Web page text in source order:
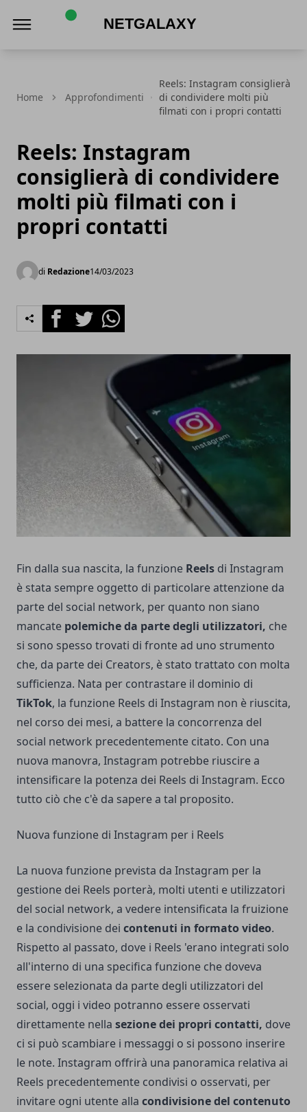
Home Approfondimenti
Reels: Instagram consiglierà
di condividere molti più
filmati con i propri contatti
Reels: Instagram
consiglierà di condividere
molti più filmati con i
propri contatti
di Redazione14/03/2023
FacebookTwitterWhatsapp
Fin dalla sua nascita, la funzione Reels di Instagram
è stata sempre oggetto di particolare attenzione da
parte del social network, per quanto non siano
mancate polemiche da parte degli utilizzatori, che
si sono spesso trovati di fronte ad uno strumento
che, da parte dei Creators, è stato trattato con molta
sufficienza. Nata per contrastare il dominio di
TikTok, la funzione Reels di Instagram non è riuscita,
nel corso dei mesi, a battere la concorrenza del
social network precedentemente citato. Con una
nuova manovra, Instagram potrebbe riuscire a
intensificare la potenza dei Reels di Instagram. Ecco
tutto ciò che c'è da sapere a tal proposito.
Nuova funzione di Instagram per i Reels
La nuova funzione prevista da Instagram per la
gestione dei Reels porterà, molti utenti e utilizzatori
del social network, a vedere intensificata la fruizione
e la condivisione dei contenuti in formato video.
Rispetto al passato, dove i Reels 'erano integrati solo
all'interno di una specifica funzione che doveva
essere selezionata da parte degli utilizzatori del
social, oggi i video potranno essere osservati
direttamente nella sezione dei propri contatti, dove
ci si può scambiare i messaggi o si possono inserire
le note. Instagram offrirà una panoramica relativa ai
Reels precedentemente condivisi o osservati, per
invitare ogni utente alla condivisione del contenuto